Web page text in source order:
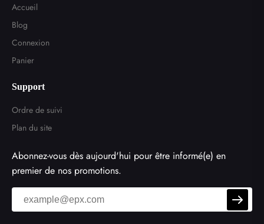
Accueil
Blog
Connexion
Panier
Support
Ordre de suivi
Plan du site
Abonnez-vous dès aujourd'hui pour être informé(e) en
premier de nos promotions.